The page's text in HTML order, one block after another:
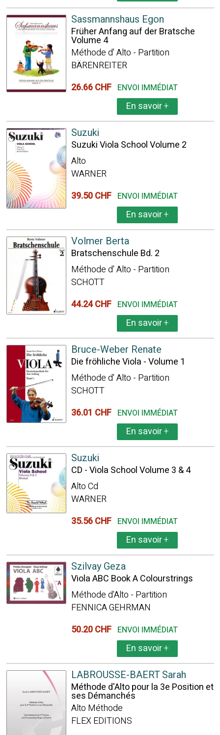
Sassmannshaus Egon
Früher Anfang auf der Bratsche
Volume 4
Méthode d' Alto - Partition
BÄRENREITER
26.66 CHF ENVOI IMMÉDIAT
En savoir+
Suzuki
Suzuki Viola School Volume 2
Alto
WARNER
39.50 CHF ENVOI IMMÉDIAT
En savoir+
Volmer Berta
Bratschenschule Bd. 2
Méthode d' Alto - Partition
SCHOTT
44.24 CHF ENVOI IMMÉDIAT
En savoir+
Bruce-Weber Renate
Die fröhliche Viola - Volume 1
Méthode d' Alto - Partition
SCHOTT
36.01 CHF ENVOI IMMÉDIAT
En savoir+
Suzuki
CD - Viola School Volume 3 & 4
Alto Cd
WARNER
35.56 CHF ENVOI IMMÉDIAT
En savoir+
Szilvay Geza
Viola ABC Book A Colourstrings
Méthode d'Alto - Partition
FENNICA GEHRMAN
50.20 CHF ENVOI IMMÉDIAT
En savoir+
LABROUSSE-BAERT Sarah
Méthode d'Alto pour la 3e Position et
ses Démanchés
Alto Méthode
FLEX EDITIONS